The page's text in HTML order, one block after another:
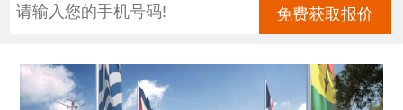
免费获取报价